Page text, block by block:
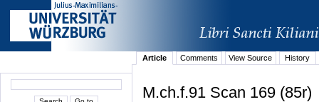
Article Comments View Source History
M.ch.f.91 Scan 169 (85r)